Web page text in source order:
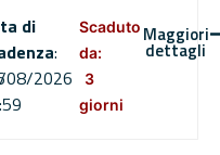
di
:
2026
Scaduto
da:
3
giorni
Maggiori
dettagli